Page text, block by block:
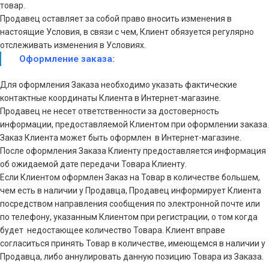
товар.
Продавец оставляет за собой право вносить изменения в
настоящие Условия, в связи с чем, Клиент обязуется регулярно
отслеживать изменения в Условиях.
Оформление заказа:
Для оформления Заказа необходимо указать фактические
контактные координаты Клиента в Интернет-магазине.
Продавец не несет ответственности за достоверность
информации, предоставляемой Клиентом при оформлении заказа.
Заказ Клиента может быть оформлен в Интернет-магазине.
После оформления Заказа Клиенту предоставляется информация
об ожидаемой дате передачи Товара Клиенту.
Если Клиентом оформлен Заказ на Товар в количестве большем,
чем есть в наличии у Продавца, Продавец информирует Клиента
посредством направления сообщения по электронной почте или
по телефону, указанным Клиентом при регистрации, о том когда
будет недостающее количество Товара. Клиент вправе
согласиться принять Товар в количестве, имеющемся в наличии у
Продавца, либо аннулировать данную позицию Товара из Заказа.